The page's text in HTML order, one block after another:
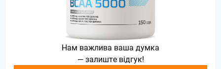
Нам важлива ваша думка
— залиште відгук!